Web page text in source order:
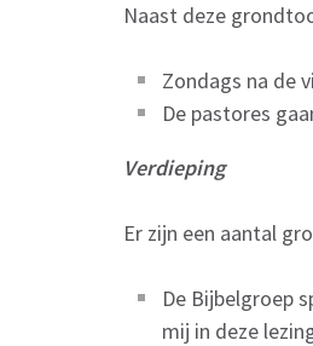
Naast deze
Zondags na de
De pastores
Verdieping
Er zijn een aantal
De Bijbelgroep
mij in deze